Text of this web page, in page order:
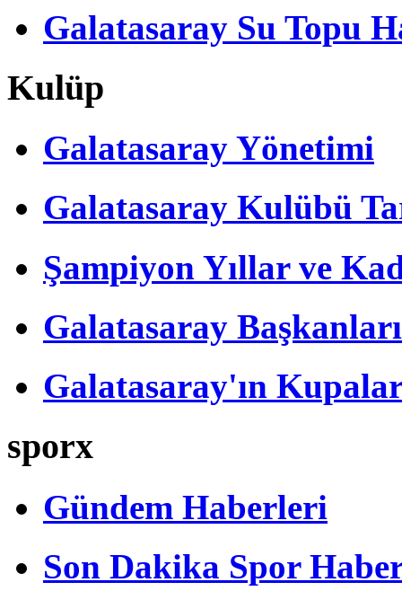
Galatasaray Su Topu
Kulüp
Galatasaray Yönetimi
Galatasaray Kulübü
Şampiyon Yıllar ve
Galatasaray Başkanları
Galatasaray'ın
sporx
Gündem Haberleri
Son Dakika Spor